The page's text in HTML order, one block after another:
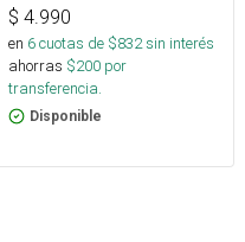
$ 4.990
en 6cuotas de $832sin interés
ahorras $200 por
transferencia.
Disponible